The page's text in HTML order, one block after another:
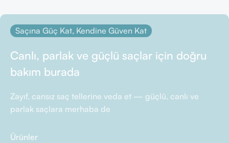
Saçına Güç Kat, Kendine Güven Kat
Canlı, parlak ve güçlü saçlar için doğru
bakım burada
Zayıf, cansız saç tellerine veda et — güçlü, canlı ve
parlak saçlara merhaba de
Ürünler